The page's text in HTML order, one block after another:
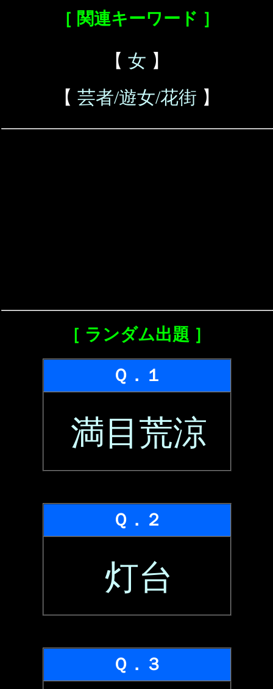
［ 関連キーワード ］
【 女 】
【 芸者/遊女/花街 】
［ ランダム出題 ］
Ｑ．１
満目荒涼
Ｑ．２
灯台
Ｑ．３